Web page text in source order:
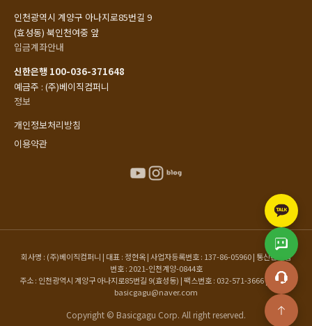
인천광역시 계양구 아나지로85번길 9
(효성동) 북인천여중 앞
입금계좌안내
신한은행 100-036-371648
예금주 : (주)베이직컴퍼니
정보
개인정보처리방침
이용약관
회사명 : (주)베이직컴퍼니 | 대표 : 정현옥 | 사업자등록번호 : 137-86-05960 | 통신판매업
번호 : 2021-인천계양-0844호
주소 : 인천광역시 계양구 아나지로85번길 9(효성동) | 팩스번호 : 032-571-3666 | 이메일 :
basicgagu@naver.com
Copyright © Basicgagu Corp. All right reserved.